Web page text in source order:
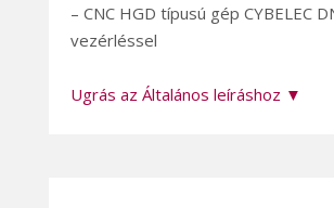
– CNC HGD típusú gép CYBELEC
vezérléssel
Ugrás az Általános leíráshoz ▼